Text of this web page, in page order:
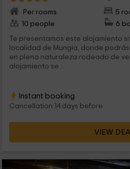
Per rooms
5
10 people
6
Te presentamos este alojamiento
localidad de Mungia, donde
en plena naturaleza rodeado de
alojamiento se...
Instant booking
Cancellation 14 days before
VIEW